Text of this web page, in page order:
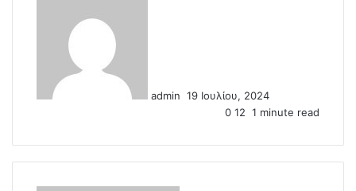
admin e
i
l
19 Ιουλίου, 2024
0 12 1 minute read